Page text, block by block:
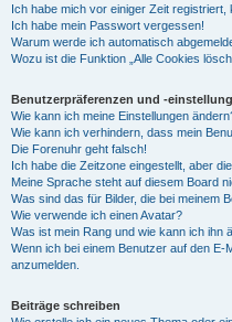
Ich habe mich vor einiger Zeit
Ich habe mein Passwort vergessen!
Warum werde ich automatisch
Wozu ist die Funktion „Alle Cookies
Benutzerpräferenzen und -
Wie kann ich meine Einstellungen
Wie kann ich verhindern, dass mein
Die Forenuhr geht falsch!
Ich habe die Zeitzone eingestellt, aber
Meine Sprache steht auf diesem Board
Was sind das für Bilder, die bei meinem
Wie verwende ich einen Avatar?
Was ist mein Rang und wie kann ich ihn
Wenn ich bei einem Benutzer auf den
anzumelden.
Beiträge schreiben